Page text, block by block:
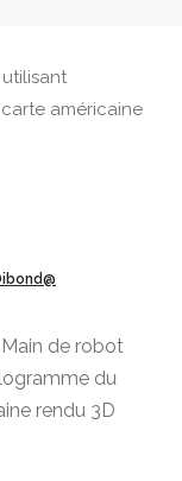
de robot
du
rendu 3D